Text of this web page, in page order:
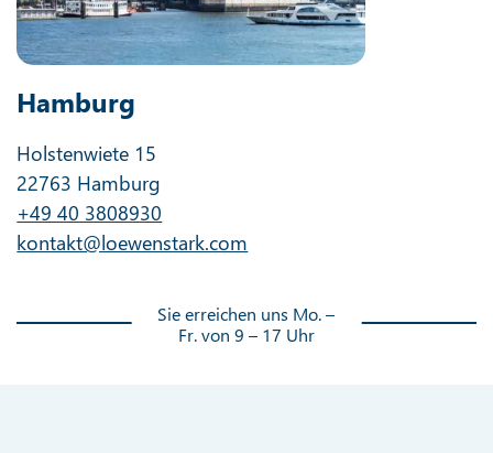
Hamburg
Holstenwiete 15
22763 Hamburg
+49 40 3808930
kontakt@loewenstark.com
Sie erreichen uns Mo. –
Fr. von 9 – 17 Uhr